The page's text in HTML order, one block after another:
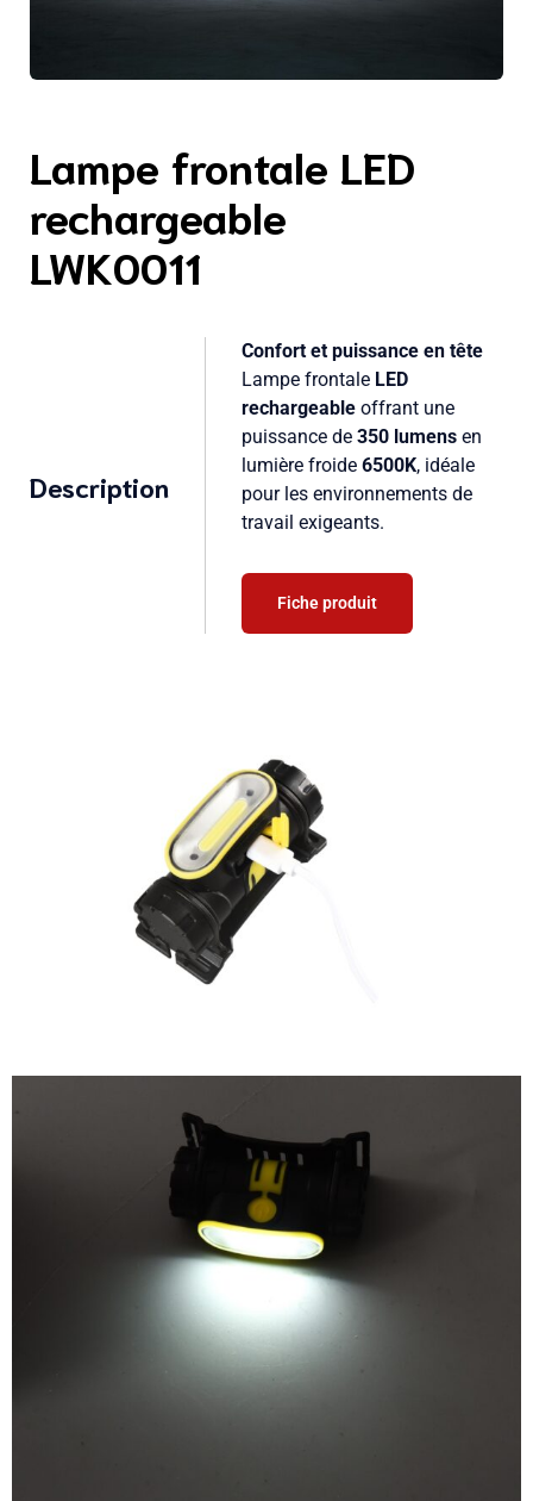
Lampe frontale LED
rechargeable
LWK0011
Description
Confort et puissance en tête
Lampe frontale LED
rechargeable offrant une
puissance de 350 lumens en
lumière froide 6500K, idéale
pour les environnements de
travail exigeants.
Fiche produit